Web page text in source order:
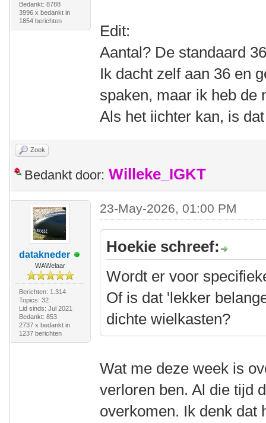
Bedankt: 8788
3996 x bedankt in
1854 berichten
Edit:
Aantal? De standaard
Ik dacht zelf aan 36 en
spaken, maar ik heb de
Als het iichter kan, is
Zoek
Bedankt door: Willeke_IGKT
datakneder
WAWelaar
Berichten: 1.314
Topics: 32
Lid sinds: Jul 2021
Bedankt: 853
2737 x bedankt in
1237 berichten
23-May-2026, 01:00 PM
Hoekie schreef:
Wordt er voor
Of is dat 'lekker
dichte wielkasten?
Wat me deze week is
verloren ben. Al die tijd
overkomen. Ik denk dat